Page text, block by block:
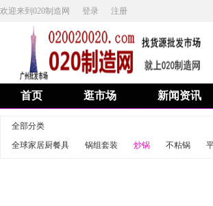
欢迎来到020制造网 登录 注册
首页 逛市场 新闻资讯
全部分类
全球家居厨餐具
锅组套装 炒锅 不粘锅